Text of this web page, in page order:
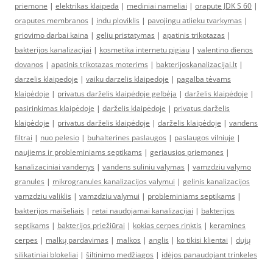
priemone | elektrikas klaipeda | mediniai nameliai | orapute JDK S 60 |
oraputes membranos | indu ploviklis | pavojingu atlieku tvarkymas |
griovimo darbai kaina | geliu pristatymas | apatinis trikotazas |
bakterijos kanalizacijai | kosmetika internetu pigiau | valentino dienos
dovanos | apatinis trikotazas moterims | bakterijoskanalizacijai.lt |
darzelis klaipedoje | vaiku darzelis klaipedoje | pagalba tėvams
klaipėdoje | privatus darželis klaipėdoje gelbėja | darželis klaipėdoje |
pasirinkimas klaipėdoje | darželis klaipėdoje | privatus darželis
klaipėdoje | privatus darželis klaipėdoje | darželis klaipėdoje | vandens
filtrai | nuo pelesio | buhalterines paslaugos | paslaugos vilniuje |
naujiems ir probleminiams septikams | geriausios priemones |
kanalizaciniai vandenys | vandens suliniu valymas | vamzdziu valymo
granules | mikrogranules kanalizacijos valymui | gelinis kanalizacijos
vamzdziu valiklis | vamzdziu valymui | probleminiams septikams |
bakterijos maišeliais | retai naudojamai kanalizacijai | bakterijos
septikams | bakterijos priežiūrai | kokias cerpes rinktis | keramines
cerpes | malkų pardavimas | malkos | anglis | ko tikisi klientai | dujų
silikatiniai blokeliai | šiltinimo medžiagos | idėjos panaudojant trinkeles